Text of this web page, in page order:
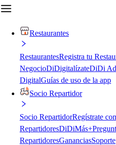
Restaurantes
RestaurantesRegistra tu
NegocioDiDigitalízateDiDi
DigitalGuías de uso de la app
Socio Repartidor
Socio RepartidorRegístrate
RepartidoresDiDiMás+
RepartidoresGananciasSoporte